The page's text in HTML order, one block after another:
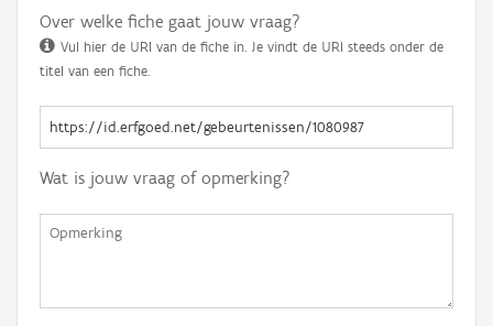
Over welke fiche gaat jouw vraag?
Vul hier de URI van de fiche in. Je vindt de URI steeds onder de
titel van een fiche.
Wat is jouw vraag of opmerking?